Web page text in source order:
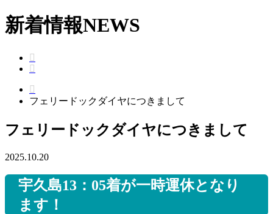
新着情報NEWS
フェリードックダイヤにつきまして
フェリードックダイヤにつきまして
2025.10.20
宇久島13：05着が一時運休となり
ます！